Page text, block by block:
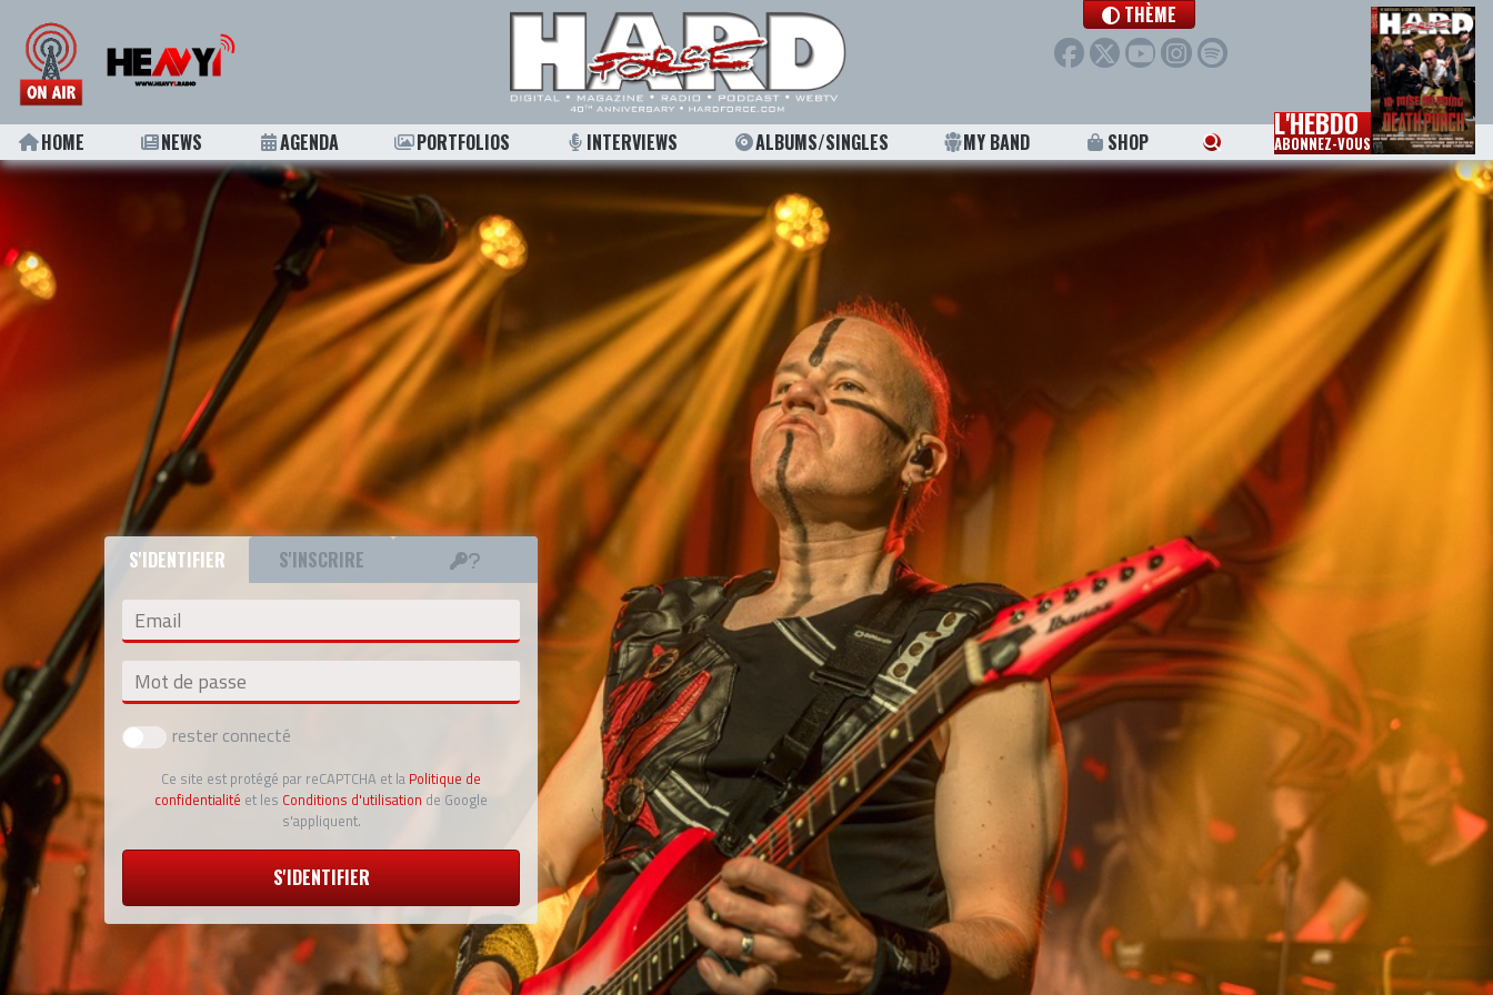
THÈME
HOME NEWS AGENDA PORTFOLIOS INTERVIEWS ALBUMS/SINGLES MY BAND SHOP L'HEBDO
ABONNEZ-VOUS
S'IDENTIFIER S'INSCRIRE
Email
Mot de passe
rester connecté
Ce site est protégé par reCAPTCHA et la Politique de
confidentialité et les Conditions d'utilisation de Google
s'appliquent.
S'IDENTIFIER